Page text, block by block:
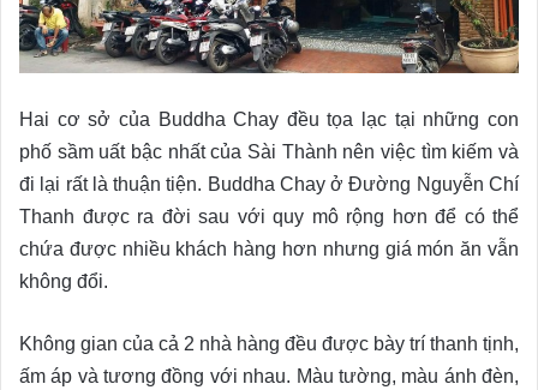
Hai cơ sở của Buddha Chay đều tọa lạc tại những con
phố sầm uất bậc nhất của Sài Thành nên việc tìm kiếm và
đi lại rất là thuận tiện. Buddha Chay ở Đường Nguyễn Chí
Thanh được ra đời sau với quy mô rộng hơn để có thể
chứa được nhiều khách hàng hơn nhưng giá món ăn vẫn
không đổi.
Không gian của cả 2 nhà hàng đều được bày trí thanh tịnh,
ấm áp và tương đồng với nhau. Màu tường, màu ánh đèn,